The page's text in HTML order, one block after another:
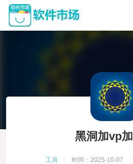
黑洞加vp
工具 时间：2025-10-07